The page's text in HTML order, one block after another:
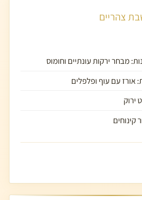
צהריים
מבחר ירקות עונתיים וחומוס
אורז עם עוף ופלפלים
ירוק
קינוחים